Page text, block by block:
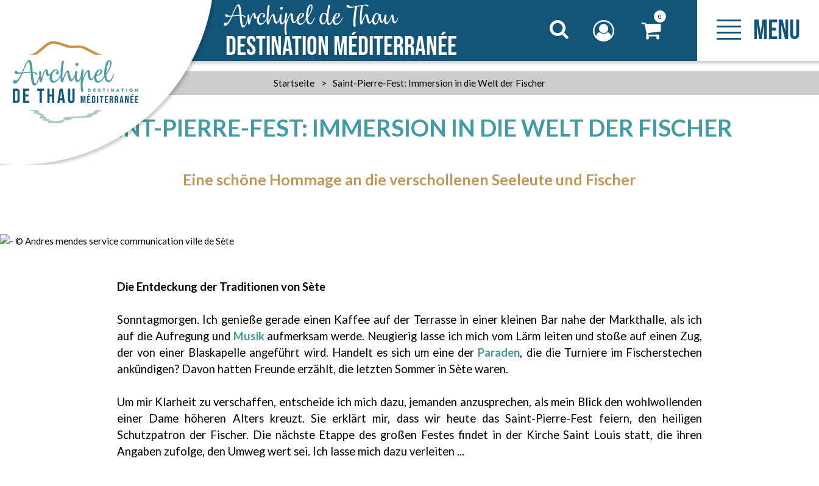
Archipel de Thau
DESTINATION MÉDITERRANÉE
0 MENU
Startseite > Saint-Pierre-Fest: Immersion in die Welt der Fischer
SAINT-PIERRE-FEST: IMMERSION IN DIE WELT DER FISCHER
Eine schöne Hommage an die verschollenen Seeleute und Fischer
Die Entdeckung der Traditionen von Sète
Sonntagmorgen. Ich genieße gerade einen Kaffee auf der Terrasse in einer kleinen Bar nahe der Markthalle, als ich
auf die Aufregung und Musikaufmerksam werde. Neugierig lasse ich mich vom Lärm leiten und stoße auf einen Zug,
der von einer Blaskapelle angeführt wird. Handelt es sich um eine der Paraden, die die Turniere im Fischerstechen
ankündigen? Davon hatten Freunde erzählt, die letzten Sommer in Sète waren.
Um mir Klarheit zu verschaffen, entscheide ich mich dazu, jemanden anzusprechen, als mein Blick den wohlwollenden
einer Dame höheren Alters kreuzt. Sie erklärt mir, dass wir heute das Saint-Pierre-Fest feiern, den heiligen
Schutzpatron der Fischer. Die nächste Etappe des großen Festes findet in der Kirche Saint Louis statt, die ihren
Angaben zufolge, den Umweg wert sei. Ich lasse mich dazu verleiten ...